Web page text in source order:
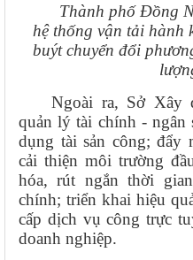
Thành phố Đồng
hệ thống vận tải hành
buýt chuyển đổi
Ngoài ra, Sở Xây
quản lý tài chính - ngân
dụng tài sản công; đẩy
cải thiện môi trường
hóa, rút ngắn thời
chính; triển khai hiệu
cấp dịch vụ công trực
doanh nghiệp.